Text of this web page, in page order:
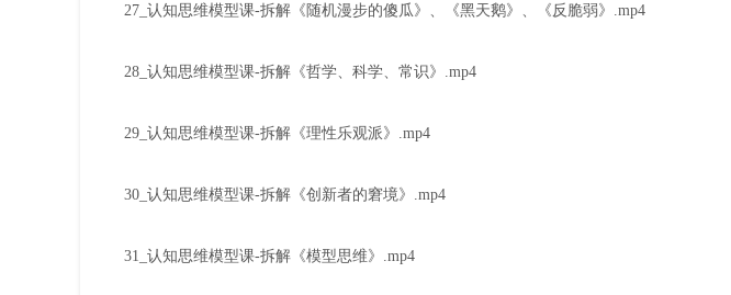
27_认知思维模型课-拆解《随机漫步的傻瓜》、《黑天鹅》、《反脆弱》.mp4
28_认知思维模型课-拆解《哲学、科学、常识》.mp4
29_认知思维模型课-拆解《理性乐观派》.mp4
30_认知思维模型课-拆解《创新者的窘境》.mp4
31_认知思维模型课-拆解《模型思维》.mp4